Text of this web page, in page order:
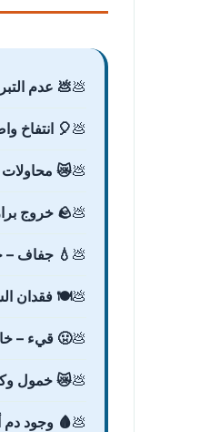
💩 عدم التبرز
🎈 انتفاخ
😿 محاولات
🪨 خروج براز جاف، صلب، أو حبيبات صغيرة (مثل كريات صغيرة)
💧 جفاف –
🍽️ فقدان
🤢 قيء –
😿 خمول
🩸 وجود